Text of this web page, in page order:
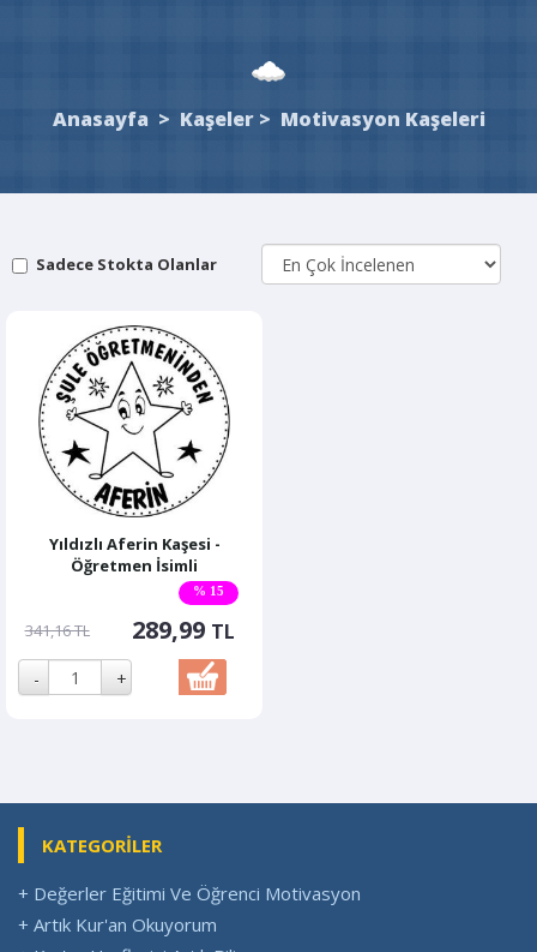
Anasayfa > Kaşeler> Motivasyon Kaşeleri
Sadece Stokta Olanlar
% 15
Yıldızlı Aferin Kaşesi -
Öğretmen İsimli
341,16 TL 289,99 TL
KATEGORİLER
+ Değerler Eğitimi Ve Öğrenci Motivasyon
+ Artık Kur'an Okuyorum